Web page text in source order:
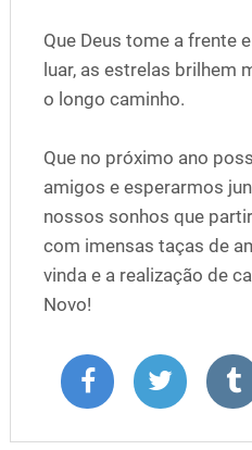
Que Deus tome a frente
luar, as estrelas brilhem
o longo caminho.
Que no próximo ano
amigos e esperarmos
nossos sonhos que
com imensas taças de
vinda e a realização de
Novo!